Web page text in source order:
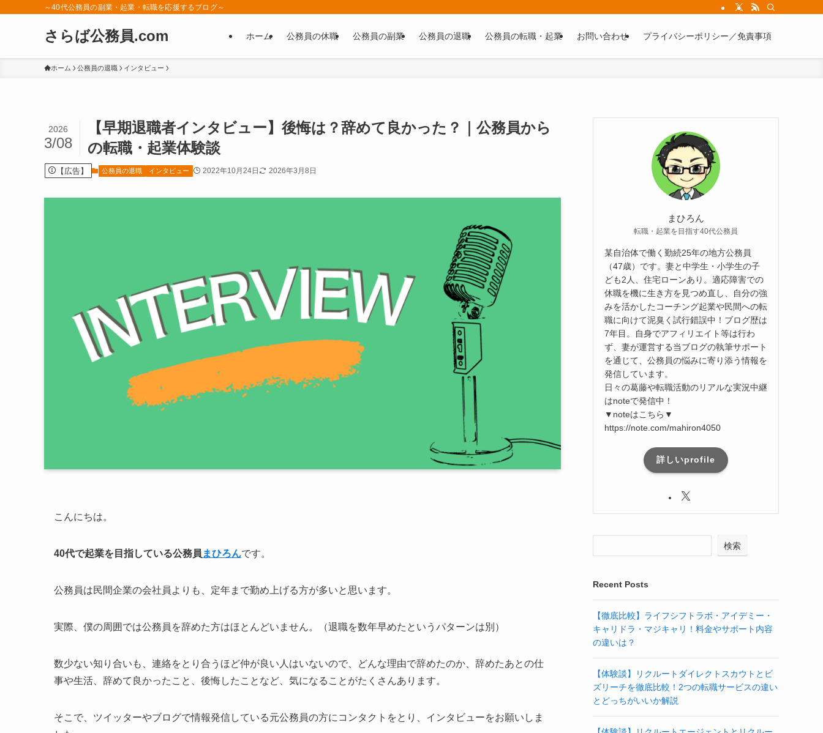
～40代公務員の副業・起業・転職を応援するブログ～
さらば公務員.com ホーム 公務員の休職 公務員の副業 公務員の退職 公務員の転職・起業 お問い合わせ プライバシーポリシー／免責事項
ホーム 公務員の退職 インタビュー
【早期退職者インタビュー】後悔は？辞めて良かった？｜公務員から
の転職・起業体験談
2026
3/08
【広告】 公務員の退職 インタビュー 2022年10月24日 2026年3月8日
こんにちは。
40代で起業を目指している公務員 まひろんです。
公務員は民間企業の会社員よりも、定年まで勤め上げる方が多いと思います。
実際、僕の周囲では公務員を辞めた方はほとんどいません。（退職を数年早めたというパターンは別）
数少ない知り合いも、連絡をとり合うほど仲が良い人はいないので、どんな理由で辞めたのか、辞めたあとの仕
事や生活、辞めて良かったこと、後悔したことなど、気になることがたくさんあります。
そこで、ツイッターやブログで情報発信している元公務員の方にコンタクトをとり、インタビューをお願いしま
まひろん
転職・起業を目指す40代公務員
某自治体で働く勤続25年の地方公務員
（47歳）です。妻と中学生・小学生の子
ども2人、住宅ローンあり。適応障害での
休職を機に生き方を見つめ直し、自分の強
みを活かしたコーチング起業や民間への転
職に向けて泥臭く試行錯誤中！ブログ歴は
7年目。自身でアフィリエイト等は行わ
ず、妻が運営する当ブログの執筆サポート
を通じて、公務員の悩みに寄り添う情報を
発信しています。
日々の葛藤や転職活動のリアルな実況中継
はnoteで発信中！
▼noteはこちら▼
https://note.com/mahiron4050
詳しいprofile
検索
Recent Posts
【徹底比較】ライフシフトラボ・アイデミー・
キャリドラ・マジキャリ！料金やサポート内容
の違いは？
【体験談】リクルートダイレクトスカウトとビ
ズリーチを徹底比較！2つの転職サービスの違い
とどっちがいいか解説